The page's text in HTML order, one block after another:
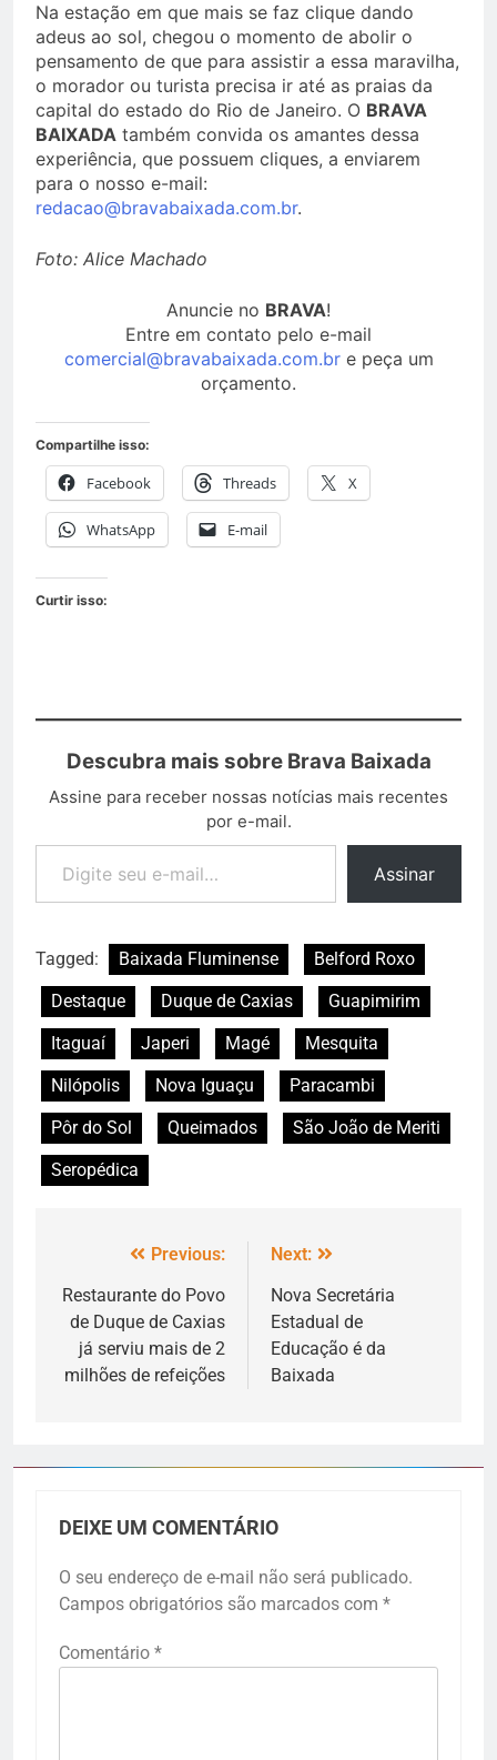
Na estação em que mais se faz clique dando
adeus ao sol, chegou o momento de abolir o
pensamento de que para assistir a essa maravilha,
o morador ou turista precisa ir até as praias da
capital do estado do Rio de Janeiro. O BRAVA
BAIXADA também convida os amantes dessa
experiência, que possuem cliques, a enviarem
para o nosso e-mail:
redacao@bravabaixada.com.br.
Foto: Alice Machado
Anuncie no BRAVA!
Entre em contato pelo e-mail
comercial@bravabaixada.com.bre peça um
orçamento.
Compartilhe isso:
Facebook Threads X
WhatsApp E-mail
Curtir isso:
Descubra mais sobre Brava Baixada
Assine para receber nossas notícias mais recentes
por e-mail.
Assinar
Tagged: Baixada Fluminense
Belford Roxo
Destaque
Duque de Caxias
Guapimirim
Itaguaí
Japeri Magé
Mesquita
Nilópolis
Nova Iguaçu
Paracambi
Pôr do Sol
Queimados
São João de Meriti
Seropédica
Previous:
Restaurante do Povo
de Duque de Caxias
já serviu mais de 2
milhões de refeições
Next:
Nova Secretária
Estadual de
Educação é da
Baixada
DEIXE UM COMENTÁRIO
O seu endereço de e-mail não será publicado.
Campos obrigatórios são marcados com *
Comentário *